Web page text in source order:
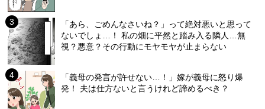
「あら、ごめんなさいね？」って絶対悪いと思って
ないでしょ…！ 私の畑に平然と踏み入る隣人…無
視？悪意？その行動にモヤモヤが止まらない
「義母の発言が許せない…！」嫁が義母に怒り爆
発！ 夫は仕方ないと言うけれど諦めるべき？